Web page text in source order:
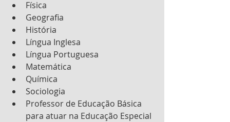
Física
Geografia
História
Língua Inglesa
Língua Portuguesa
Matemática
Química
Sociologia
Professor de Educação Básica
para atuar na Educação Especial